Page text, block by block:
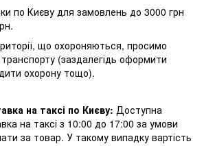
по Києву для замовлень до 3000 грн
що охороняються, просимо
(заздалегідь оформити
охорону тощо).
на таксі по Києву: Доступна
на таксі з 10:00 до 17:00 за умови
за товар. У такому випадку вартість